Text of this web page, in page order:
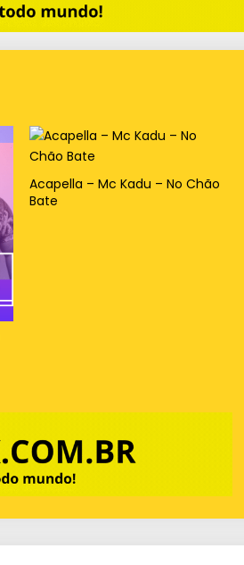
Acapella – Mc Kadu – No Chão
Bate